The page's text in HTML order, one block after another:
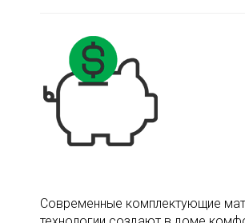
Современные комплектующие